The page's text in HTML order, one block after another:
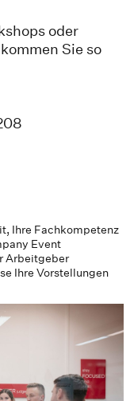
oder
Sie so
Ihre Fachkompetenz
Event
Arbeitgeber
Ihre Vorstellungen